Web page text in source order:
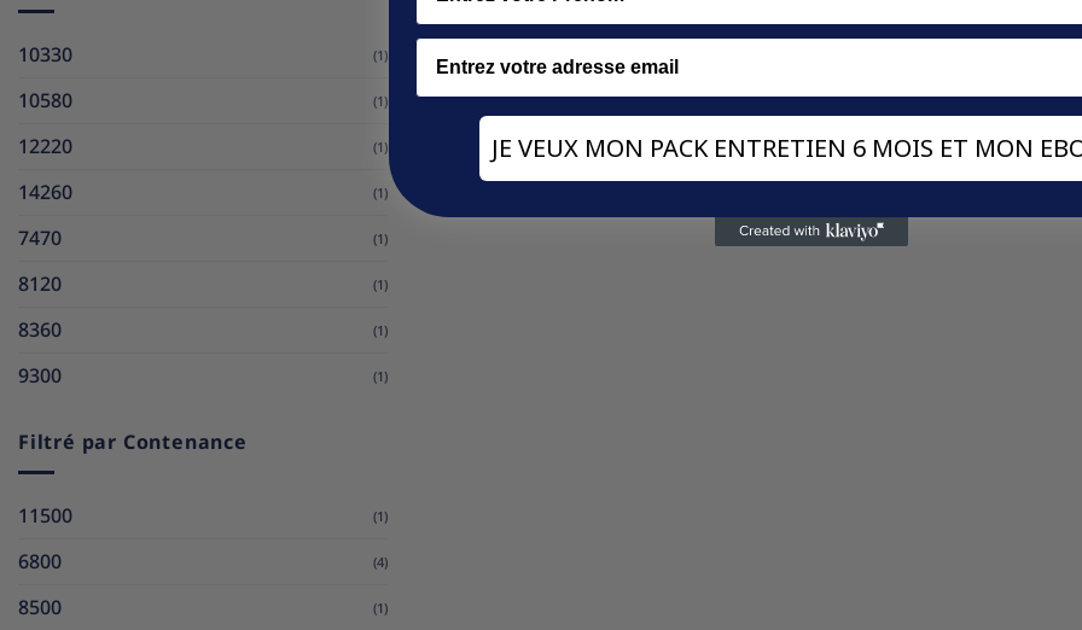
10330 (1)
10580 (1)
12220 (1)
14260 (1)
7470 (1)
8120 (1)
8360 (1)
9300 (1)
Filtré par Contenance
11500 (1)
6800 (4)
8500 (1)
Email
JE VEUX MON PACK ENTRETIEN 6 MOIS ET MON